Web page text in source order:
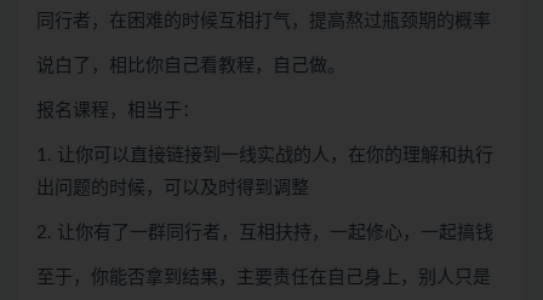
同行者，在困难的时候互相打气，提高熬过瓶颈期的概率
说白了，相比你自己看教程，自己做。
报名课程，相当于：
1. 让你可以直接链接到一线实战的人，在你的理解和执行
出问题的时候，可以及时得到调整
2. 让你有了一群同行者，互相扶持，一起修心，一起搞钱
至于，你能否拿到结果，主要责任在自己身上，别人只是